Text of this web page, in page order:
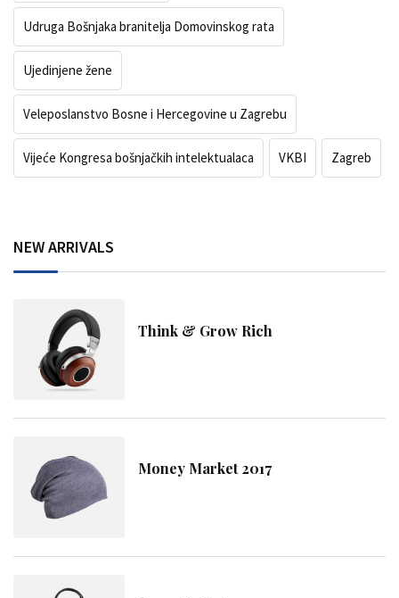
Udruga Bošnjaka branitelja Domovinskog rata
Ujedinjene žene
Veleposlanstvo Bosne i Hercegovine u Zagrebu
Vijeće Kongresa bošnjačkih intelektualaca VKBI Zagreb
NEW ARRIVALS
Think & Grow Rich
Money Market 2017